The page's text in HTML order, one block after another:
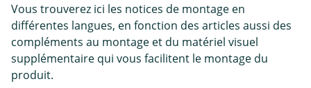
Vous trouverez ici les notices de montage en
différentes langues, en fonction des articles aussi des
compléments au montage et du matériel visuel
supplémentaire qui vous facilitent le montage du
produit.